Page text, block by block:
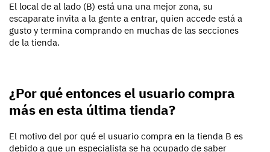
El local de al lado (B) está una una mejor zona, su
escaparate invita a la gente a entrar, quien accede está a
gusto y termina comprando en muchas de las secciones
de la tienda.
¿Por qué entonces el usuario compra
más en esta última tienda?
El motivo del por qué el usuario compra en la tienda B es
debido a que un especialista se ha ocupado de saber